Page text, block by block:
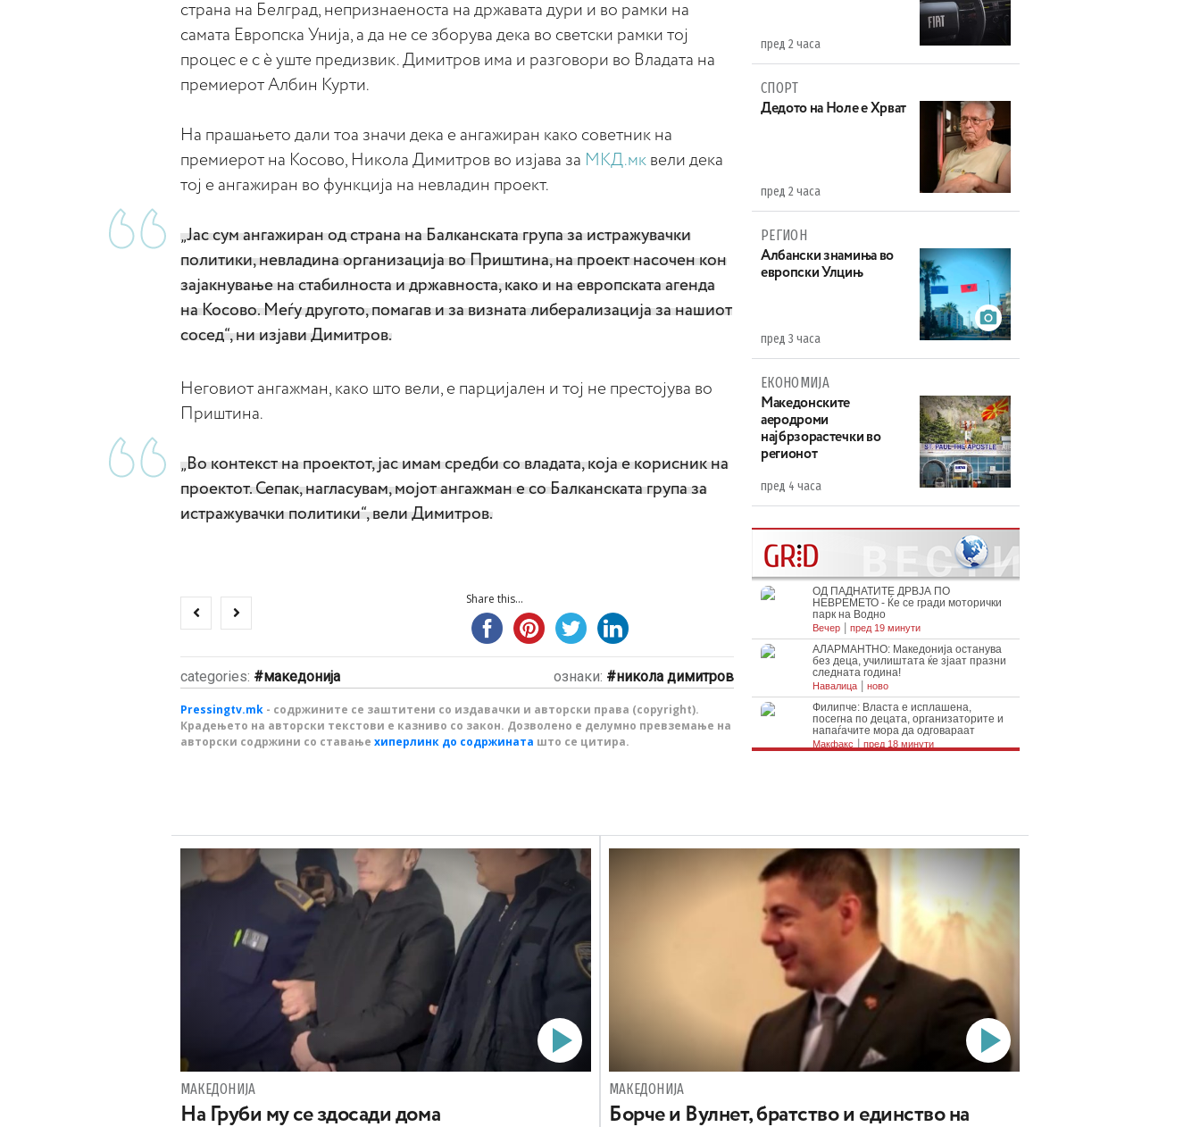
страна на Белград, непризнаеноста на државата дури и во рамки на
самата Европска Унија, а да не се зборува дека во светски рамки тој
процес е с ѐ уште предизвик. Димитров има и разговори во Владата на
премиерот Албин Курти.
На прашањето дали тоа значи дека е ангажиран како советник на
премиерот на Косово, Никола Димитров во изјава за МКД.мк вели дека
тој е ангажиран во функција на невладин проект.
„Јас сум ангажиран од страна на Балканската група за истражувачки
политики, невладина организација во Приштина, на проект насочен кон
зајакнување на стабилноста и државноста, како и на европската агенда
на Косово. Меѓу другото, помагав и за визната либерализација за нашиот
сосед“, ни изјави Димитров.
Неговиот ангажман, како што вели, е парцијален и тој не престојува во
Приштина.
„Во контекст на проектот, јас имам средби со владата, која е корисник на
проектот. Сепак, нагласувам, мојот ангажман е со Балканската група за
истражувачки политики“, вели Димитров.
Share this...
categories: македонија ознаки: никола димитров
Pressingtv.mk - содржините се заштитени со издавачки и авторски права (copyright).
Крадењето на авторски текстови е казниво со закон. Дозволено е делумно превземање на
авторски содржини со ставање хиперлинк до содржината што се цитира.
пред 2 часа
СПОРТ
Дедото на Ноле е Хрват
пред 2 часа
РЕГИОН
Aлбански знамиња во
европски Улцињ
пред 3 часа
ЕКОНОМИЈА
Maкедонските
аеродроми
најбрзорастечки во
регионот
пред 4 часа
МАКЕДОНИЈА
На Груби му се здосади дома
МАКЕДОНИЈА
Борче и Вулнет, братство и единство на